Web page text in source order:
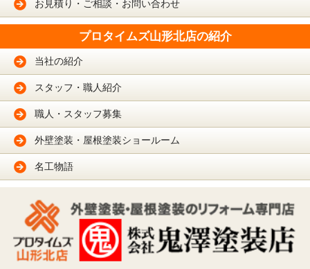
お見積り・ご相談・お問い合わせ
プロタイムズ山形北店の紹介
当社の紹介
スタッフ・職人紹介
職人・スタッフ募集
外壁塗装・屋根塗装ショールーム
名工物語